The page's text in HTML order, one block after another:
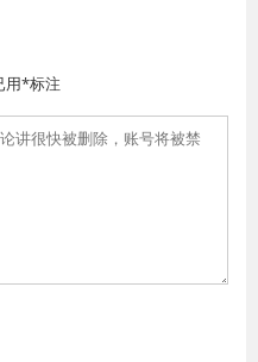
用*标注